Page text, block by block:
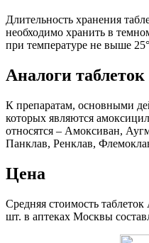
Длительность хранения
необходимо хранить в
при температуре не выше
Аналоги
К препаратам, основными
которых являются
относятся – Амоксиван,
Панклав, Ренклав,
Цена
Средняя стоимость
шт. в аптеках Москвы